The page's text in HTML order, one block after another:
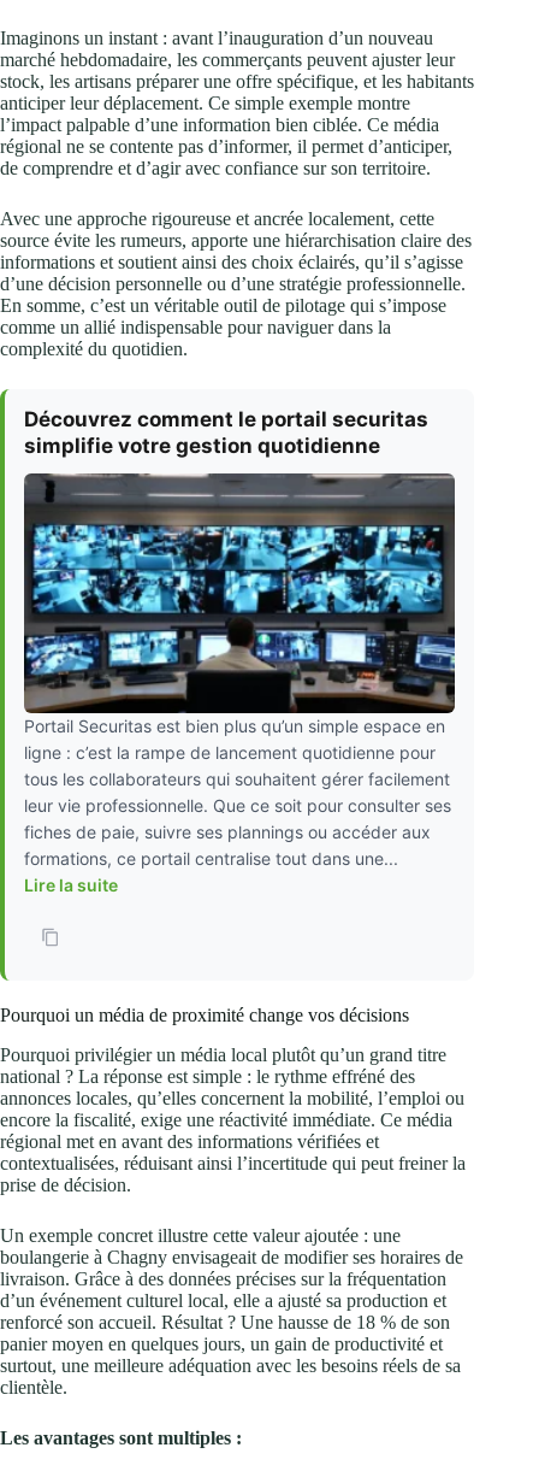
Imaginons un instant : avant l’inauguration d’un nouveau
marché hebdomadaire, les commerçants peuvent ajuster leur
stock, les artisans préparer une offre spécifique, et les habitants
anticiper leur déplacement. Ce simple exemple montre
l’impact palpable d’une information bien ciblée. Ce média
régional ne se contente pas d’informer, il permet d’anticiper,
de comprendre et d’agir avec confiance sur son territoire.
Avec une approche rigoureuse et ancrée localement, cette
source évite les rumeurs, apporte une hiérarchisation claire des
informations et soutient ainsi des choix éclairés, qu’il s’agisse
d’une décision personnelle ou d’une stratégie professionnelle.
En somme, c’est un véritable outil de pilotage qui s’impose
comme un allié indispensable pour naviguer dans la
complexité du quotidien.
Découvrez comment le portail securitas
simplifie votre gestion quotidienne
Portail Securitas est bien plus qu’un simple espace en
ligne : c’est la rampe de lancement quotidienne pour
tous les collaborateurs qui souhaitent gérer facilement
leur vie professionnelle. Que ce soit pour consulter ses
fiches de paie, suivre ses plannings ou accéder aux
formations, ce portail centralise tout dans une...
Lire la suite
Pourquoi un média de proximité change vos décisions
Pourquoi privilégier un média local plutôt qu’un grand titre
national ? La réponse est simple : le rythme effréné des
annonces locales, qu’elles concernent la mobilité, l’emploi ou
encore la fiscalité, exige une réactivité immédiate. Ce média
régional met en avant des informations vérifiées et
contextualisées, réduisant ainsi l’incertitude qui peut freiner la
prise de décision.
Un exemple concret illustre cette valeur ajoutée : une
boulangerie à Chagny envisageait de modifier ses horaires de
livraison. Grâce à des données précises sur la fréquentation
d’un événement culturel local, elle a ajusté sa production et
renforcé son accueil. Résultat ? Une hausse de 18 % de son
panier moyen en quelques jours, un gain de productivité et
surtout, une meilleure adéquation avec les besoins réels de sa
clientèle.
Les avantages sont multiples :